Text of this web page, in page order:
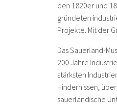
den 1820er und
gründeten
Projekte. Mit der
Das Sauerland-
200 Jahre
stärksten
Hindernissen,
sauerländische